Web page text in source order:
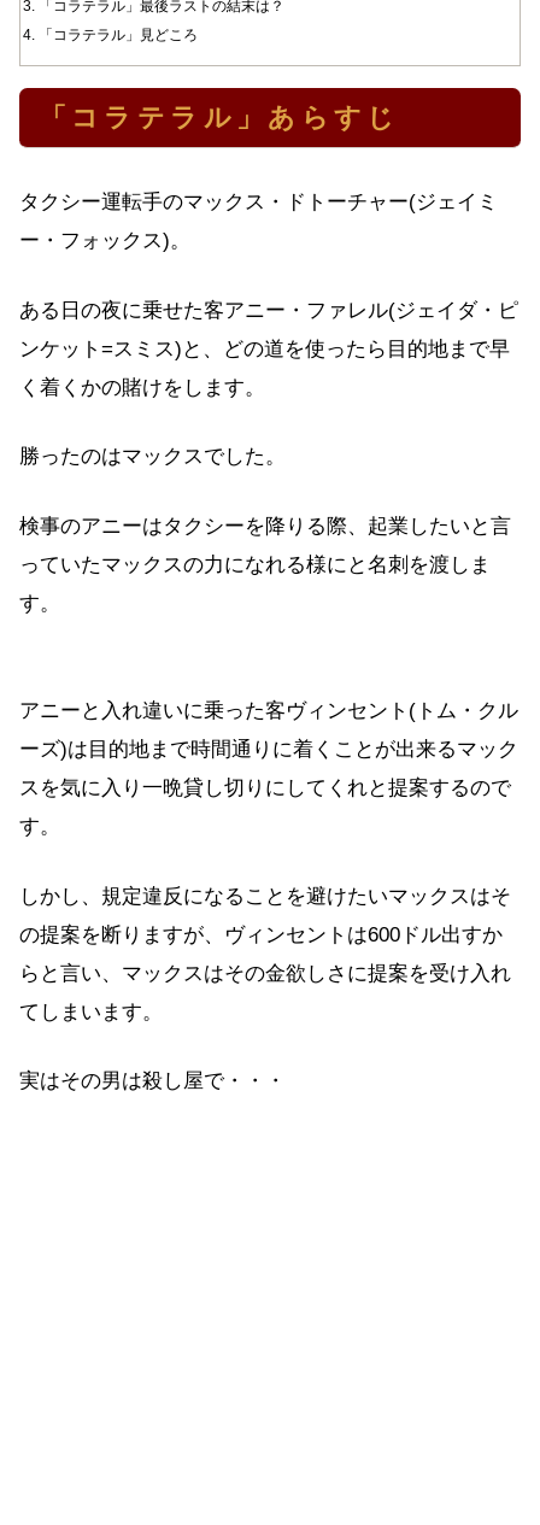
「コラテラル」最後ラストの結末は？
「コラテラル」見どころ
「コラテラル」あらすじ
タクシー運転手のマックス・ドトーチャー(ジェイミ
ー・フォックス)。
ある日の夜に乗せた客アニー・ファレル(ジェイダ・ピ
ンケット=スミス)と、どの道を使ったら目的地まで早
く着くかの賭けをします。
勝ったのはマックスでした。
検事のアニーはタクシーを降りる際、起業したいと言
っていたマックスの力になれる様にと名刺を渡しま
す。
アニーと入れ違いに乗った客ヴィンセント(トム・クル
ーズ)は目的地まで時間通りに着くことが出来るマック
スを気に入り一晩貸し切りにしてくれと提案するので
す。
しかし、規定違反になることを避けたいマックスはそ
の提案を断りますが、ヴィンセントは600ドル出すか
らと言い、マックスはその金欲しさに提案を受け入れ
てしまいます。
実はその男は殺し屋で・・・